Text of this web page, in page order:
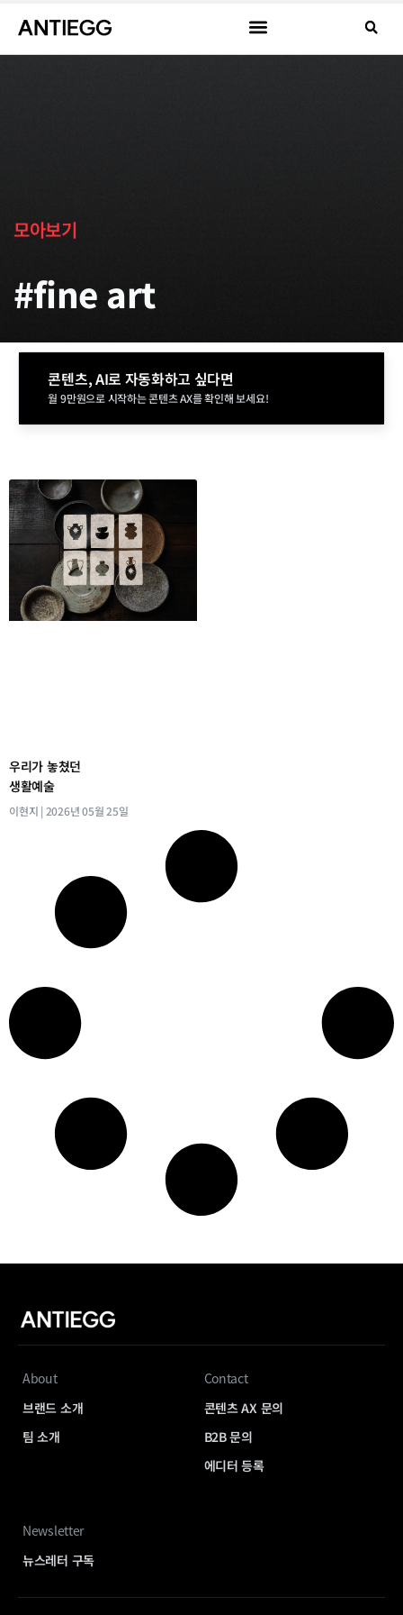
모아보기
#fine art
콘텐츠, AI로 자동화하고 싶다면
월 9만원으로 시작하는 콘텐츠 AX를 확인해 보세요!
우리가 놓쳤던
생활예술
이현지 2026년 05월 25일
About
브랜드 소개
팀 소개
Contact
콘텐츠 AX 문의
B2B 문의
에디터 등록
Newsletter
뉴스레터 구독